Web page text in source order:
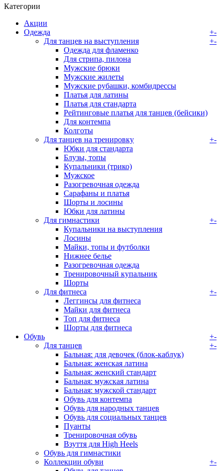
Категории
Акции
Одежда
+-
Для танцев на выступления
+-
Одежда для фламенко
Для стрипа, пилона
Мужские брюки
Мужские жилеты
Мужские рубашки, комбидрессы
Платья для латины
Платья для стандарта
Рейтинговые платья для танцев (бейсики)
Для контемпа
Колготы
Для танцев на тренировку
+-
Юбки для стандарта
Блузы, топы
Купальники (трико)
Мужское
Разогревочная одежда
Сарафаны и платья
Шорты и лосины
Юбки для латины
Для гимнастики
+-
Купальники на выступления
Лосины
Майки, топы и футболки
Нижнее белье
Разогревочная одежда
Тренировочный купальник
Шорты
Для фитнеса
+-
Леггинсы для фитнеса
Майки для фитнеса
Топ для фитнеса
Шорты для фитнеса
Обувь
+-
Для танцев
+-
Бальная: для девочек (блок-каблук)
Бальная: женская латина
Бальная: женский стандарт
Бальная: мужская латина
Бальная: мужской стандарт
Обувь для контемпа
Обувь для народных танцев
Обувь для социальных танцев
Пуанты
Тренировочная обувь
Взуття для High Heels
Обувь для гимнастики
Коллекции обуви
+-